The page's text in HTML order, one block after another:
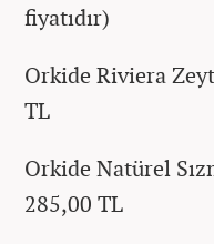
fiyatıdır)
Orkide Riviera
TL
Orkide Natürel
285,00 TL